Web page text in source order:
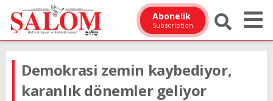
Abonelik
Subscription
Demokrasi zemin kaybediyor,
karanlık dönemler geliyor